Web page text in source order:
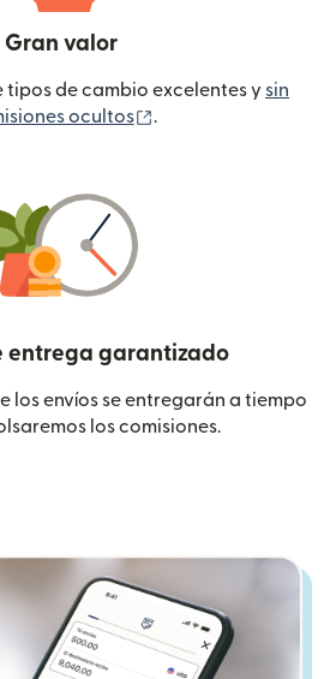
Gran valor
tipos de cambio excelentes y sin
ocultos
.
entrega garantizado
los envíos se entregarán a tiempo
los comisiones.